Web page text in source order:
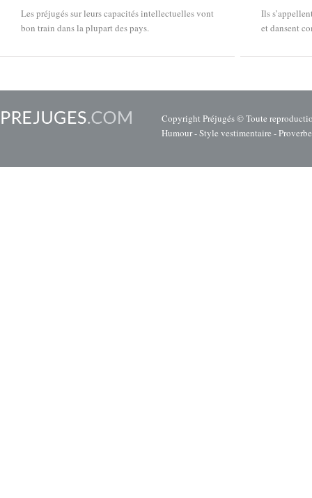
Les préjugés sur leurs capacités intellectuelles vont
bon train dans la plupart des pays.
Ils
et dansent
Copyright Préjugés© Toute
Humour-Style vestimentaire -Proverbe